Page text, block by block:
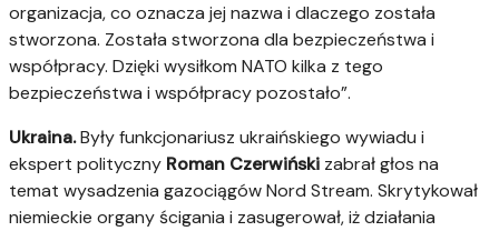
organizacja, co oznacza jej nazwa i dlaczego została
stworzona. Została stworzona dla bezpieczeństwa i
współpracy. Dzięki wysiłkom NATO kilka z tego
bezpieczeństwa i współpracy pozostało”.
Ukraina.Były funkcjonariusz ukraińskiego wywiadu i
ekspert polityczny Roman Czerwiński zabrał głos na
temat wysadzenia gazociągów Nord Stream. Skrytykował
niemieckie organy ścigania i zasugerował, iż działania